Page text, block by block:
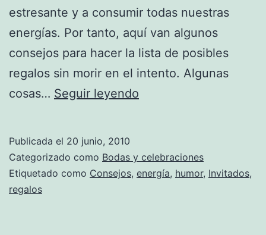
estresante y a consumir todas nuestras
energías. Por tanto, aquí van algunos
consejos para hacer la lista de posibles
regalos sin morir en el intento. Algunas
cosas… Seguir leyendo
lista
de
Publicada el 20 junio, 2010
Categorizado como Bodas y celebraciones
Etiquetado como Consejos, energía, humor, Invitados,
regalos